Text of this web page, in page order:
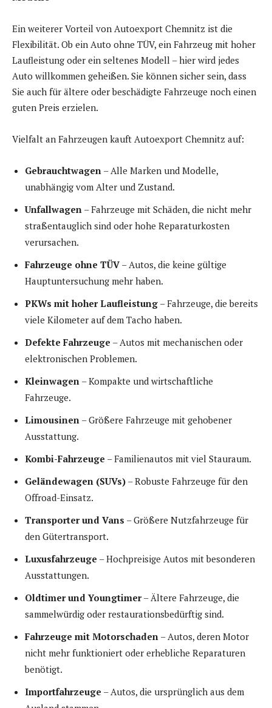
Ein weiterer Vorteil von Autoexport Chemnitz ist die
Flexibilität. Ob ein Auto ohne TÜV, ein Fahrzeug mit hoher
Laufleistung oder ein seltenes Modell – hier wird jedes
Auto willkommen geheißen. Sie können sicher sein, dass
Sie auch für ältere oder beschädigte Fahrzeuge noch einen
guten Preis erzielen.
Vielfalt an Fahrzeugen kauft Autoexport Chemnitz auf:
Gebrauchtwagen – Alle Marken und Modelle,
unabhängig vom Alter und Zustand.
Unfallwagen – Fahrzeuge mit Schäden, die nicht mehr
straßentauglich sind oder hohe Reparaturkosten
verursachen.
Fahrzeuge ohne TÜV – Autos, die keine gültige
Hauptuntersuchung mehr haben.
PKWs mit hoher Laufleistung – Fahrzeuge, die bereits
viele Kilometer auf dem Tacho haben.
Defekte Fahrzeuge – Autos mit mechanischen oder
elektronischen Problemen.
Kleinwagen – Kompakte und wirtschaftliche
Fahrzeuge.
Limousinen – Größere Fahrzeuge mit gehobener
Ausstattung.
Kombi-Fahrzeuge – Familienautos mit viel Stauraum.
Geländewagen (SUVs) – Robuste Fahrzeuge für den
Offroad-Einsatz.
Transporter und Vans – Größere Nutzfahrzeuge für
den Gütertransport.
Luxusfahrzeuge – Hochpreisige Autos mit besonderen
Ausstattungen.
Oldtimer und Youngtimer– Ältere Fahrzeuge, die
sammelwürdig oder restaurationsbedürftig sind.
Fahrzeuge mit Motorschaden – Autos, deren Motor
nicht mehr funktioniert oder erhebliche Reparaturen
benötigt.
Importfahrzeuge – Autos, die ursprünglich aus dem